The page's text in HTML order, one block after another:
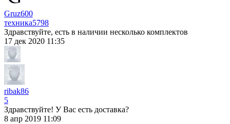
Gruz600
техника5798
Здравствуйте, есть в наличии несколько комплектов
17 дек 2020 11:35
ribak86
5
Здравствуйте! У Вас есть доставка?
8 апр 2019 11:09